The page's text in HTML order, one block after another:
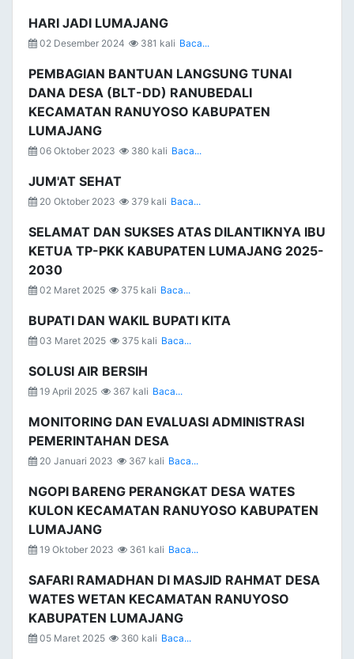
HARI JADI LUMAJANG
02 Desember 2024 381 kali Baca...
PEMBAGIAN BANTUAN LANGSUNG TUNAI
DANA DESA (BLT-DD) RANUBEDALI
KECAMATAN RANUYOSO KABUPATEN
LUMAJANG
06 Oktober 2023 380 kali Baca...
JUM'AT SEHAT
20 Oktober 2023 379 kali Baca...
SELAMAT DAN SUKSES ATAS DILANTIKNYA IBU
KETUA TP-PKK KABUPATEN LUMAJANG 2025-
2030
02 Maret 2025 375 kali Baca...
BUPATI DAN WAKIL BUPATI KITA
03 Maret 2025 375 kali Baca...
SOLUSI AIR BERSIH
19 April 2025 367 kali Baca...
MONITORING DAN EVALUASI ADMINISTRASI
PEMERINTAHAN DESA
20 Januari 2023 367 kali Baca...
NGOPI BARENG PERANGKAT DESA WATES
KULON KECAMATAN RANUYOSO KABUPATEN
LUMAJANG
19 Oktober 2023 361 kali Baca...
SAFARI RAMADHAN DI MASJID RAHMAT DESA
WATES WETAN KECAMATAN RANUYOSO
KABUPATEN LUMAJANG
05 Maret 2025 360 kali Baca...